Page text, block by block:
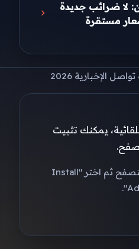
لا ضرائب جديدة
مستقرة
الإخبارية 2026
يمكنك تثبيت
على Android افتح قائمة المتصفح ثم اختر "Install